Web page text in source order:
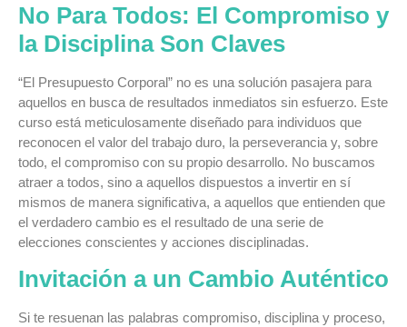
No Para Todos: El Compromiso y
la Disciplina Son Claves
“El Presupuesto Corporal” no es una solución pasajera para
aquellos en busca de resultados inmediatos sin esfuerzo. Este
curso está meticulosamente diseñado para individuos que
reconocen el valor del trabajo duro, la perseverancia y, sobre
todo, el compromiso con su propio desarrollo. No buscamos
atraer a todos, sino a aquellos dispuestos a invertir en sí
mismos de manera significativa, a aquellos que entienden que
el verdadero cambio es el resultado de una serie de
elecciones conscientes y acciones disciplinadas.
Invitación a un Cambio Auténtico
Si te resuenan las palabras compromiso, disciplina y proceso,